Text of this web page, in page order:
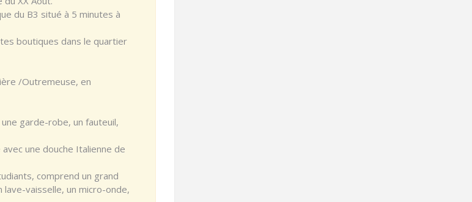
du B3 situé à 5 minutes à
boutiques dans le quartier
/Outremeuse, en
garde-robe, un fauteuil,
une douche Italienne de
comprend un grand
vaisselle, un micro-onde,